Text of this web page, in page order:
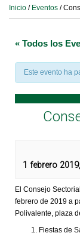
Inicio / Eventos /
« Todos los
Este evento ha
1 febrero
El Consejo
febrero de 2019 a
Polivalente, plaza
Fiestas de